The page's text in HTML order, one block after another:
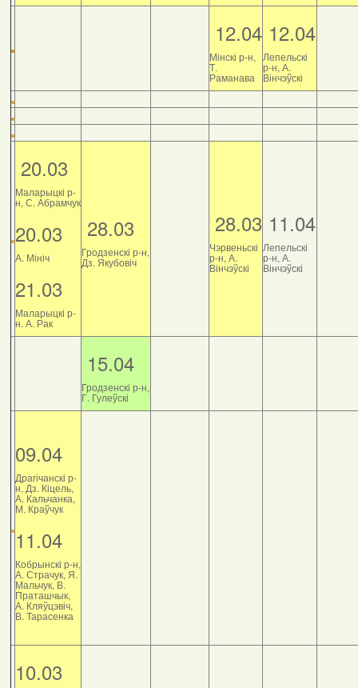
12.04
Мінскі р-н,
Т.
Раманава
12.04
Лепельскі
р-н, А.
Вінчэўскі
20.03
Маларыцкі р-
н, С. Абрамчук
20.03
А. Мініч
21.03
Маларыцкі р-
н. А. Рак
28.03
Гродзенскі р-н,
Дз. Якубовіч
28.03
Чэрвеньскі
р-н, А.
Вінчэўскі
11.04
Лепельскі
р-н, А.
Вінчэўскі
15.04
Гродзенскі р-н,
Г. Гулеўскі
09.04
Драгічанскі р-
н, Дз. Кіцель,
А. Кальчанка,
М. Краўчук
11.04
Кобрынскі р-н,
А. Страчук, Я.
Мальчук, В.
Праташчык,
А. Кляўцэвіч,
В. Тарасенка
10.03